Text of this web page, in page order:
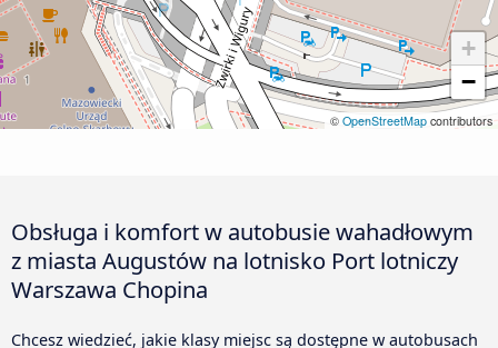
+
−
© OpenStreetMap contributors
Obsługa i komfort w autobusie wahadłowym
z miasta Augustów na lotnisko Port lotniczy
Warszawa Chopina
Chcesz wiedzieć, jakie klasy miejsc są dostępne w autobusach